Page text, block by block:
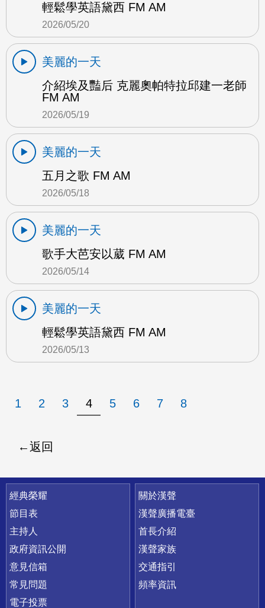
輕鬆學英語黛西 FM AM
2026/05/20
美麗的一天
介紹埃及豔后 克麗奧帕特拉邱建一老師
FM AM
2026/05/19
美麗的一天
五月之歌 FM AM
2026/05/18
美麗的一天
歌手大芭安以葳 FM AM
2026/05/14
美麗的一天
輕鬆學英語黛西 FM AM
2026/05/13
1 2 3 4 5 6 7 8
返回
快速連結
經典榮耀
節目表
主持人
政府資訊公開
意見信箱
常見問題
電子投票
關於漢聲
漢聲廣播電臺
首長介紹
漢聲家族
交通指引
頻率資訊